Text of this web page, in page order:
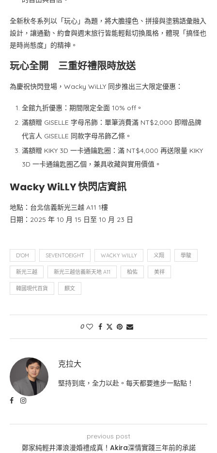
全新秋冬系列以「玩心」為題，將大膽撞色、拼接與塗鴉語彙融入
設計，讓通勤、約會與週末旅行皆能輕鬆切換風格，體現「搞怪也
是時尚態度」的精神。
玩心全開 三重好禮限時放送
為慶祝快閃登場，Wacky WiLLY 同步推出三大限定優惠：
全館九折優惠：期間限定全面 10% off。
滿額贈 GISELLE 字母吊飾：單筆消費滿 NT$2,000 即贈品牌
代言人 GISELLE 同款字母吊飾乙條。
滿額贈 KIKY 3D 一卡通鑰匙圈：滿 NT$4,000 再送限量 KIKY
3D 一卡通鑰匙圈乙個，兼具收藏與實用價值。
Wacky WiLLY 快閃店資訊
地點：台北信義新光三越 A11 1樓
日期：2025 年 10 月 15 日至 10 月 23 日
D'OM SEVENTOEIGHT WACKY WILLY 义翔 學駿
新光三越 新光三越信義新天地 A11 柏佑 美祥
韓國現代百貨 麒文
0
克拉大
堅持到底，全力以赴。每天都要進步一點點！
previous post
鄭家純輕井澤浪漫婚禮成真！Akira深情實踐三年前的承諾